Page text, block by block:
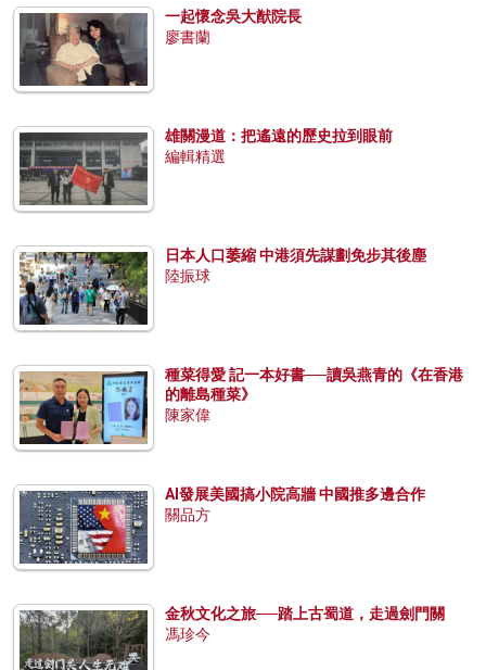
一起懷念吳大猷院長
廖書蘭
雄關漫道：把遙遠的歷史拉到眼前
編輯精選
日本人口萎縮 中港須先謀劃免步其後塵
陸振球
種菜得愛 記一本好書──讀吳燕青的《在香港
的離島種菜》
陳家偉
AI發展美國搞小院高牆 中國推多邊合作
關品方
金秋文化之旅──踏上古蜀道，走過劍門關
馮珍今